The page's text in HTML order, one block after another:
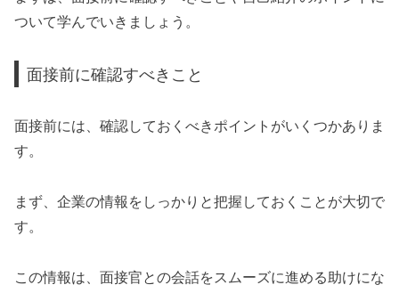
ついて学んでいきましょう。
面接前に確認すべきこと
面接前には、確認しておくべきポイントがいくつかありま
す。
まず、企業の情報をしっかりと把握しておくことが大切で
す。
この情報は、面接官との会話をスムーズに進める助けにな